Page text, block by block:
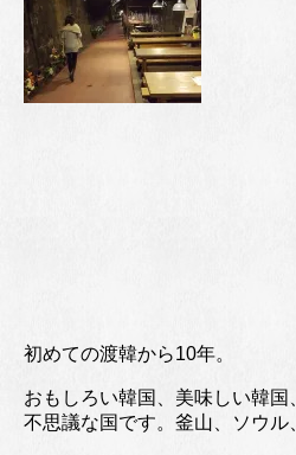
初めての渡韓から10年。
おもしろい韓国、美味しい韓
不思議な国です。釜山、ソウル